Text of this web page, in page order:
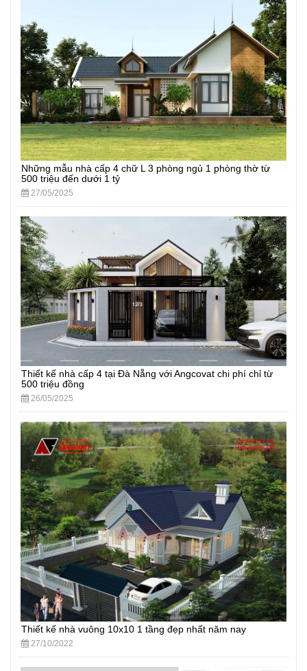
Những mẫu nhà cấp 4 chữ L 3 phòng ngủ 1 phòng thờ từ
500 triệu đến dưới 1 tỷ
27/05/2025
Thiết kế nhà cấp 4 tại Đà Nẵng với Angcovat chi phí chỉ từ
500 triệu đồng
26/05/2025
Thiết kế nhà vuông 10x10 1 tầng đẹp nhất năm nay
27/10/2022